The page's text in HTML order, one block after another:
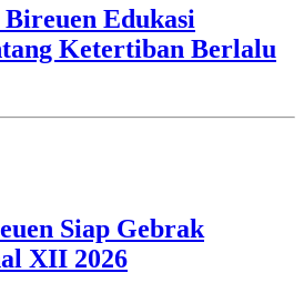
Edukasi
Ketertiban Berlalu
Siap Gebrak
XII 2026